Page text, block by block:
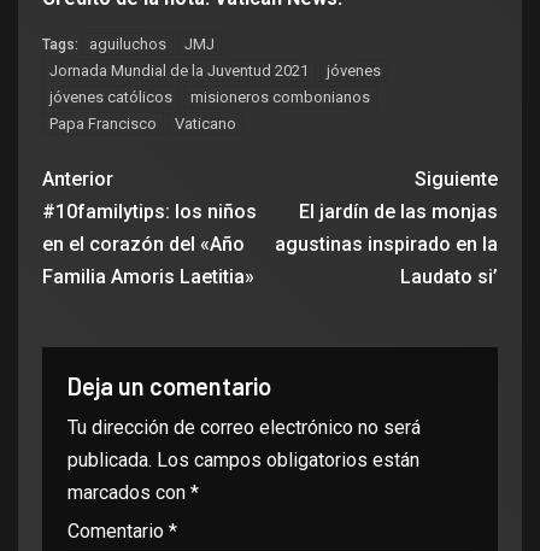
Tags: aguiluchos
JMJ
Jornada Mundial de la Juventud 2021
jóvenes
jóvenes católicos
misioneros combonianos
Papa Francisco
Vaticano
Anterior
#10familytips: los niños
en el corazón del «Año
Familia Amoris Laetitia»
Siguiente
El jardín de las monjas
agustinas inspirado en la
Laudato si’
Deja un comentario
Tu dirección de correo electrónico no será
publicada. Los campos obligatorios están
marcados con *
Comentario *